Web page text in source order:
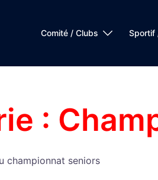
Comité / Clubs Sportif
:
championnat seniors